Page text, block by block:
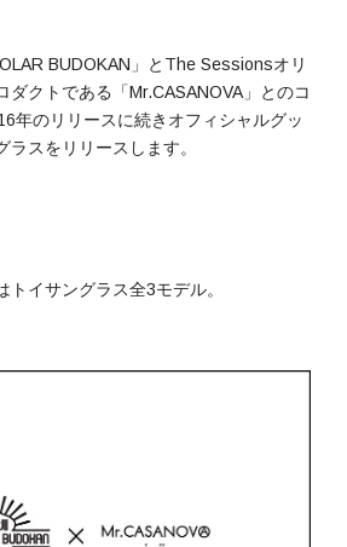
BUDOKAN」とThe Sessionsオリ
ダクトである「Mr.CASANOVA」とのコ
年のリリースに続きオフィシャルグッ
ラスをリリースします。
トイサングラス全3モデル。